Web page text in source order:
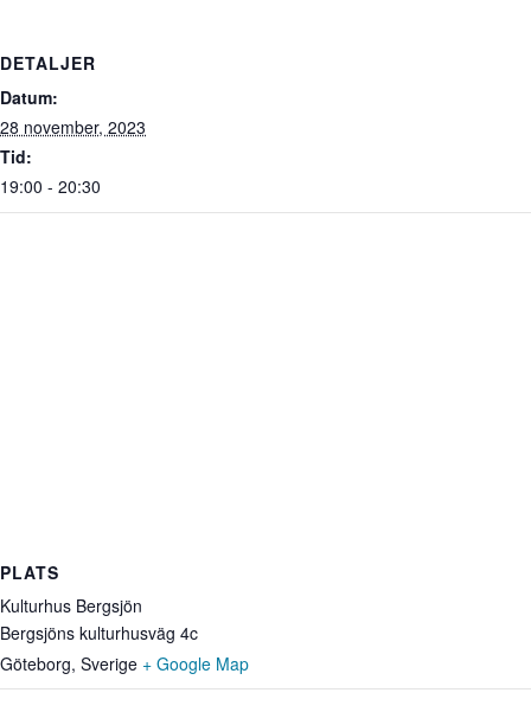
DETALJER
Datum:
28 november, 2023
Tid:
19:00 - 20:30
PLATS
Kulturhus Bergsjön
Bergsjöns kulturhusväg 4c
Göteborg, Sverige + Google Map